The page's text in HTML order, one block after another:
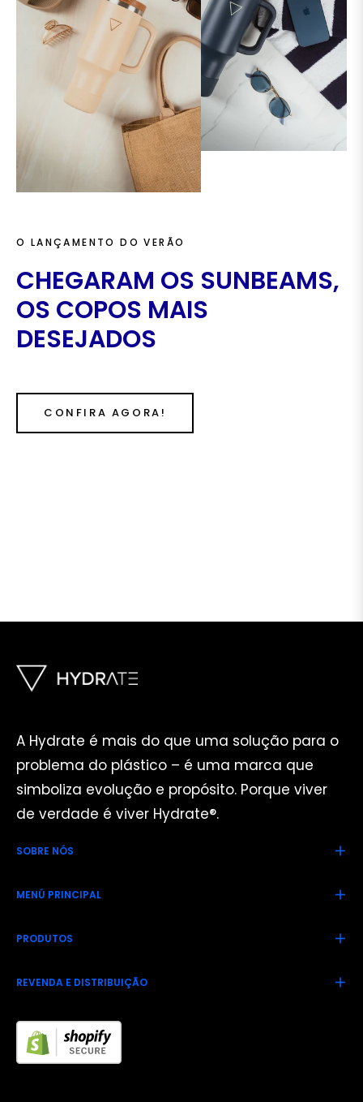
O LANÇAMENTO DO VERÃO
CHEGARAM OS SUNBEAMS,
OS COPOS MAIS
DESEJADOS
CONFIRA AGORA!
A Hydrate é mais do que uma solução para o
problema do plástico – é uma marca que
simboliza evolução e propósito. Porque viver
de verdade é viver Hydrate®.
SOBRE NÓS
MENÚ PRINCIPAL
PRODUTOS
REVENDA E DISTRIBUIÇÃO